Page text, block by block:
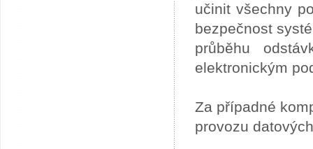
učinit všechny
bezpečnost
průběhu
elektronickým
Za případné
provozu